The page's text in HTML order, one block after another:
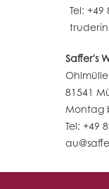
Tel: +49
Saffer's
81541
Montag
Tel: +49